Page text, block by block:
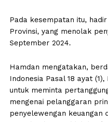
Pada kesempatan itu,
Provinsi, yang menolak
September 2024.
Hamdan mengatakan,
Indonesia Pasal 18 ayat
untuk meminta
mengenai pelanggaran
penyelewengan keuangan